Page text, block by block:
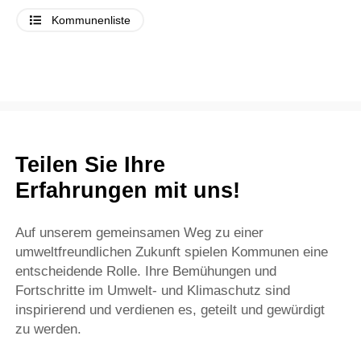
Kommunenliste
Teilen Sie Ihre
Erfahrungen mit uns!
Auf unserem gemeinsamen Weg zu einer
umweltfreundlichen Zukunft spielen Kommunen eine
entscheidende Rolle. Ihre Bemühungen und
Fortschritte im Umwelt- und Klimaschutz sind
inspirierend und verdienen es, geteilt und gewürdigt
zu werden.